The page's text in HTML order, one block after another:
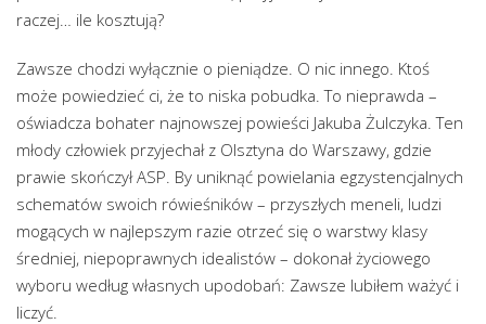
raczej… ile kosztują?
Zawsze chodzi wyłącznie o pieniądze. O nic innego. Ktoś
może powiedzieć ci, że to niska pobudka. To nieprawda –
oświadcza bohater najnowszej powieści Jakuba Żulczyka. Ten
młody człowiek przyjechał z Olsztyna do Warszawy, gdzie
prawie skończył ASP. By uniknąć powielania egzystencjalnych
schematów swoich rówieśników – przyszłych meneli, ludzi
mogących w najlepszym razie otrzeć się o warstwy klasy
średniej, niepoprawnych idealistów – dokonał życiowego
wyboru według własnych upodobań: Zawsze lubiłem ważyć i
liczyć.